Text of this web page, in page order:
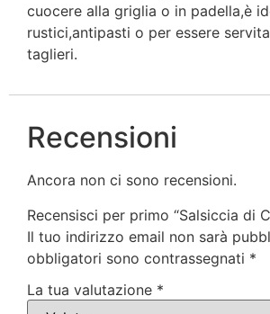
cuocere alla griglia o in padella,è
rustici,antipasti o per essere
taglieri.
Recensioni
Ancora non ci sono recensioni.
Recensisci per primo “Salsiccia di
Il tuo indirizzo email non sarà
obbligatori sono contrassegnati *
La tua valutazione *